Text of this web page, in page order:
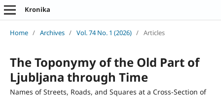
Kronika
Home / Archives / Vol. 74 No. 1 (2026) / Articles
The Toponymy of the Old Part of
Ljubljana through Time
Names of Streets, Roads, and Squares at a Cross-Section of